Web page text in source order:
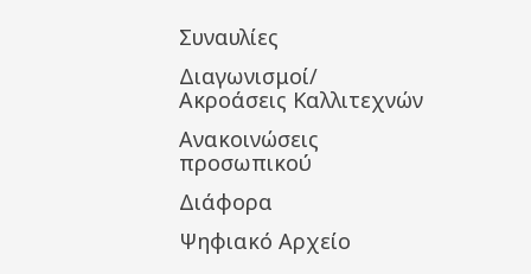
Συναυλίες
Διαγωνισμοί/
Ακροάσεις Καλλιτεχνών
Ανακοινώσεις
προσωπικού
Διάφορα
Ψηφιακό Αρχείο